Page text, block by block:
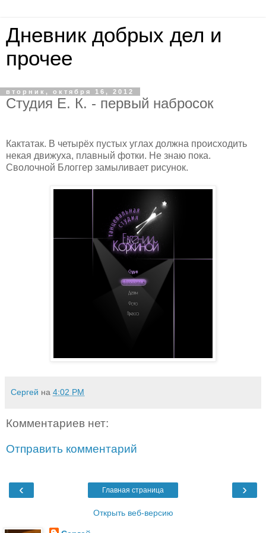
Дневник добрых дел и
прочее
вторник, октября 16, 2012
Студия Е. К. - первый набросок
Кактатак. В четырёх пустых углах должна происходить
некая движуха, плавный фотки. Не знаю пока.
Сволочной Блоггер замыливает рисунок.
Сергей на 4:02 PM
Комментариев нет:
Отправить комментарий
‹ ›
Главная страница
Открыть веб-версию